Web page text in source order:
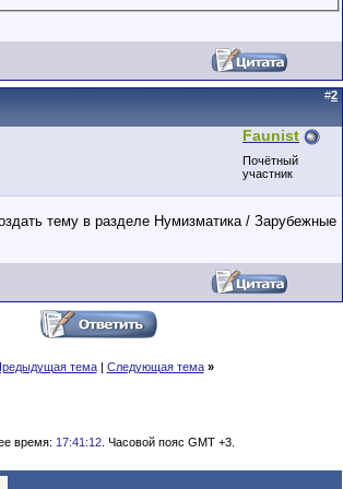
#2
Faunist
Почётный
участник
тему в разделе Нумизматика / Зарубежные
тема| Следующая тема »
время: 17:41:12. Часовой пояс GMT +3.